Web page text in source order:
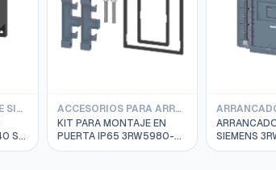
ARRANCADOR SUAVE SIEMENS 3RW40
ACCESORIOS PARA ARRANCADOR
KIT PARA MONTAJE EN
PUERTA IP65 3RW5980-
0HD00
SIEMENS
KW, 200-